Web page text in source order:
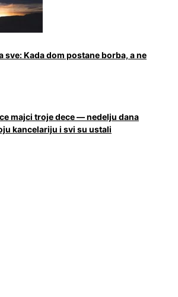
sve: Kada dom postane borba, a ne
majci troje dece — nedelju dana
kancelariju i svi su ustali